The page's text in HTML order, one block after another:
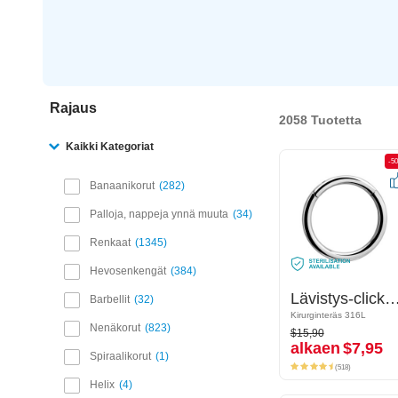
Rajaus
Kaikki Kategoriat
Banaanikorut 282
Palloja, nappeja ynnä muuta 34
Renkaat 1345
Hevosenkengät 384
Barbellit 32
Nenäkorut 823
Spiraalikorut 1
Helix 4
2058 Tuotetta
-50%
Lävistys-clicker (kirurginen teräs, hopea, kiiltävä pinta)
Kirurginteräs 316L
$15,90
alkaen$7,95
-
Lävistys-clicker (kirurginen teräs, hopea, kiiltävä pinta)
Kirurginteräs 316L
$15,90
alkaen $7,95
(518)